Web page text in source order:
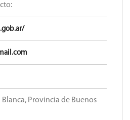
Provincia de Buenos